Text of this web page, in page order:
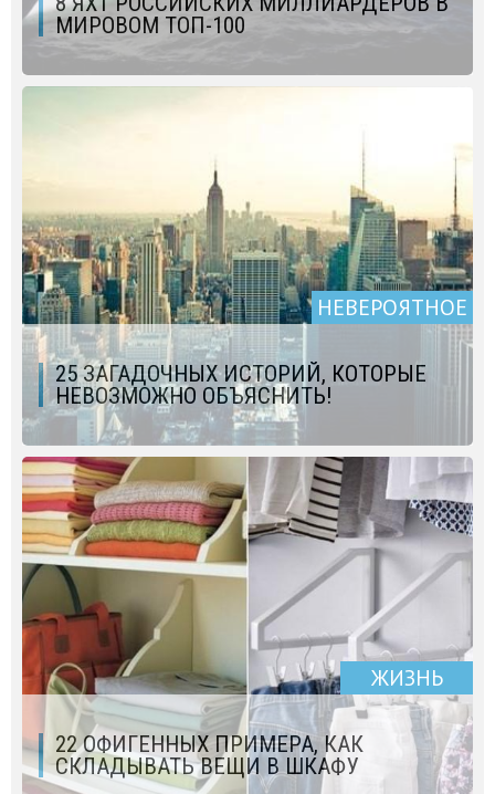
МИРОВОМ ТОП-100
НЕВЕРОЯТНОЕ
25 ЗАГАДОЧНЫХ ИСТОРИЙ, КОТОРЫЕ
НЕВОЗМОЖНО ОБЪЯСНИТЬ!
ЖИЗНЬ
22 ОФИГЕННЫХ ПРИМЕРА, КАК
СКЛАДЫВАТЬ ВЕЩИ В ШКАФУ